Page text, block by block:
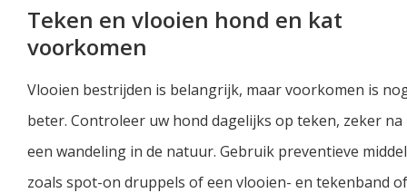
Teken en vlooien hond en kat
voorkomen
Vlooien bestrijden is belangrijk, maar voorkomen is
beter. Controleer uw hond dagelijks op teken, zeker na
een wandeling in de natuur. Gebruik preventieve
zoals spot-on druppels of een vlooien- en tekenband of